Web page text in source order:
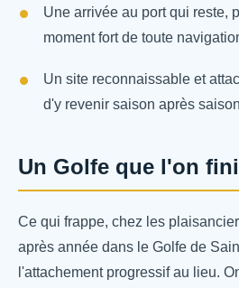
Une arrivée au port qui reste,
moment fort de toute
Un site reconnaissable et
d'y revenir saison après
Un Golfe que l'on
Ce qui frappe, chez les
après année dans le Golfe de
l'attachement progressif au lieu.